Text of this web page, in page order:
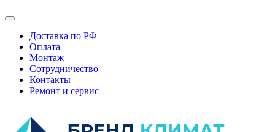
Доставка по РФ
Оплата
Монтаж
Сотрудничество
Контакты
Ремонт и сервис